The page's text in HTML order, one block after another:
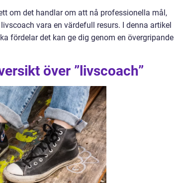
om det handlar om att nå professionella mål,
vara en värdefull resurs. I denna artikel
fördelar det kan ge dig genom en övergripande
över ”livscoach”